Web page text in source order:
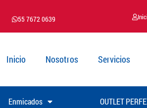
55 7672 0639
Inicio Nosotros Servicios
Enmicados OUTLET